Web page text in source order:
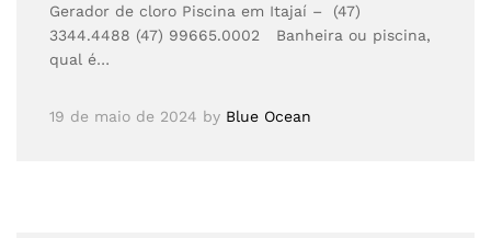
Gerador de cloro Piscina em Itajaí – (47)
3344.4488 (47) 99665.0002 Banheira ou piscina,
qual é…
19 de maio de 2024 by Blue Ocean